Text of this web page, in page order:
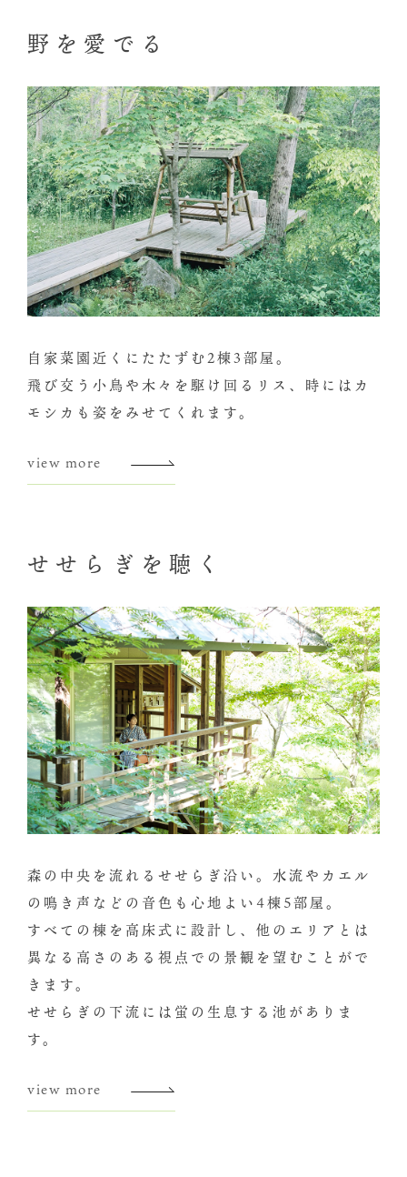
野を愛でる
自家菜園近くにたたずむ2棟3部屋。
飛び交う小鳥や木々を駆け回るリス、時にはカ
モシカも姿をみせてくれます。
view more
せせらぎを聴く
森の中央を流れるせせらぎ沿い。水流やカエル
の鳴き声などの音色も心地よい4棟5部屋。
すべての棟を高床式に設計し、他のエリアとは
異なる高さのある視点での景観を望むことがで
きます。
せせらぎの下流には蛍の生息する池がありま
す。
view more